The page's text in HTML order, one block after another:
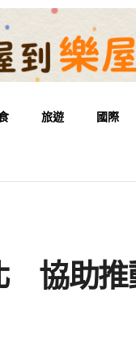
旅遊 國際
協助